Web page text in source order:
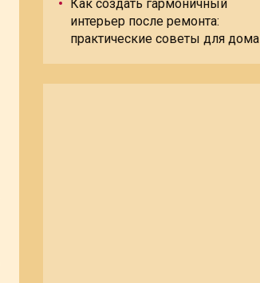
Как создать гармоничный
интерьер после ремонта:
практические советы для дома